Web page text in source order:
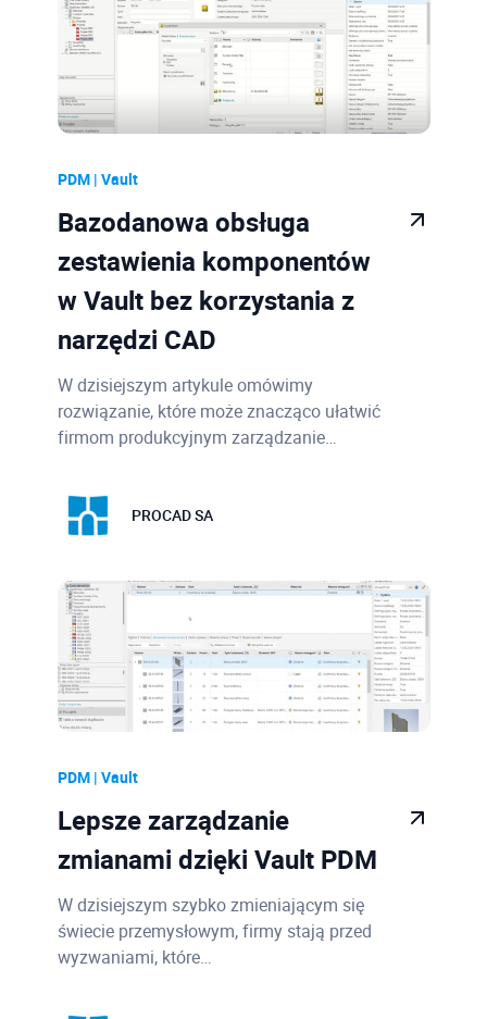
PDM | Vault
Bazodanowa obsługa
zestawienia komponentów
w Vault bez korzystania z
narzędzi CAD
W dzisiejszym artykule omówimy
rozwiązanie, które może znacząco ułatwić
firmom produkcyjnym zarządzanie…
PROCAD SA
PDM | Vault
Lepsze zarządzanie
zmianami dzięki Vault PDM
W dzisiejszym szybko zmieniającym się
świecie przemysłowym, firmy stają przed
wyzwaniami, które…